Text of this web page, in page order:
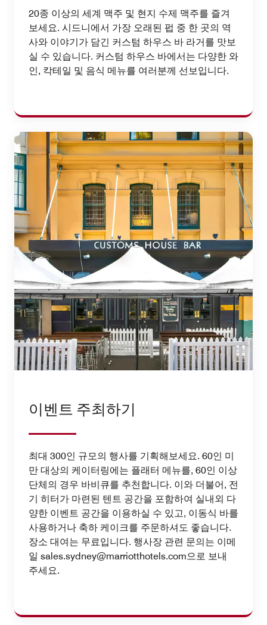
20종 이상의 세계 맥주 및 현지 수제 맥주를 즐겨
보세요. 시드니에서 가장 오래된 펍 중 한 곳의 역
사와 이야기가 담긴 커스텀 하우스 바 라거를 맛보
실 수 있습니다. 커스텀 하우스 바에서는 다양한 와
인, 칵테일 및 음식 메뉴를 여러분께 선보입니다.
이벤트 주최하기
최대 300인 규모의 행사를 기획해보세요. 60인 미
만 대상의 케이터링에는 플래터 메뉴를, 60인 이상
단체의 경우 바비큐를 추천합니다. 이와 더불어, 전
기 히터가 마련된 텐트 공간을 포함하여 실내외 다
양한 이벤트 공간을 이용하실 수 있고, 이동식 바를
사용하거나 축하 케이크를 주문하셔도 좋습니다.
장소 대여는 무료입니다. 행사장 관련 문의는 이메
일 sales.sydney@marriotthotels.com으로 보내
주세요.